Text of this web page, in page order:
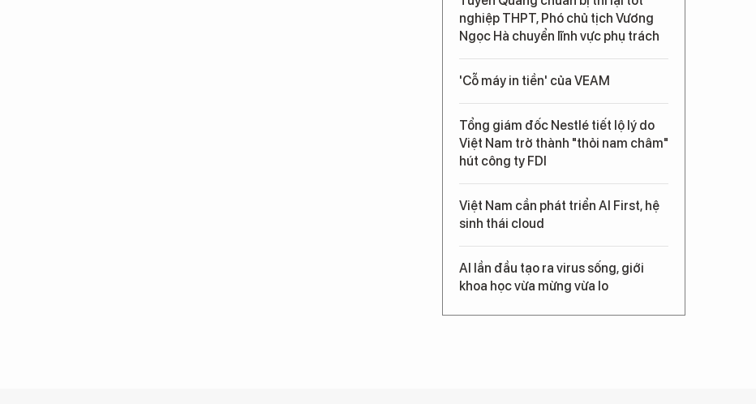
nghiệp THPT, Phó chủ tịch Vương
Ngọc Hà chuyển lĩnh vực phụ trách
'Cỗ máy in tiền' của VEAM
Tổng giám đốc Nestlé tiết lộ lý do
Việt Nam trở thành "thỏi nam châm"
hút công ty FDI
Việt Nam cần phát triển AI First, hệ
sinh thái cloud
AI lần đầu tạo ra virus sống, giới
khoa học vừa mừng vừa lo